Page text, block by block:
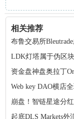
相关推荐
LDK灯塔属于伪区
Web key DAO横店